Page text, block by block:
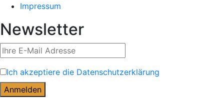
Impressum
Newsletter
Ich akzeptiere die Datenschutzerklärung